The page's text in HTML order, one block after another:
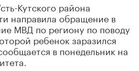
Кутского района
направила обращение в
МВД по региону по поводу
ребенок заразился
в понедельник на